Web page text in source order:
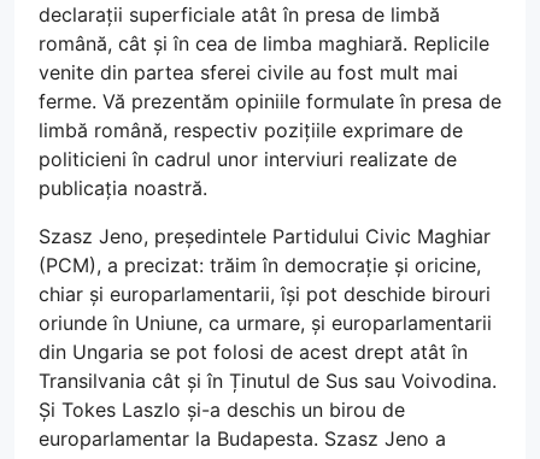
declarații superficiale atât în presa de limbă
română, cât și în cea de limba maghiară. Replicile
venite din partea sferei civile au fost mult mai
ferme. Vă prezentăm opiniile formulate în presa de
limbă română, respectiv pozițiile exprimare de
politicieni în cadrul unor interviuri realizate de
publicația noastră.
Szasz Jeno, președintele Partidului Civic Maghiar
(PCM), a precizat: trăim în democrație și oricine,
chiar și europarlamentarii, își pot deschide birouri
oriunde în Uniune, ca urmare, și europarlamentarii
din Ungaria se pot folosi de acest drept atât în
Transilvania cât și în Ținutul de Sus sau Voivodina.
Și Tokes Laszlo și-a deschis un birou de
europarlamentar la Budapesta. Szasz Jeno a